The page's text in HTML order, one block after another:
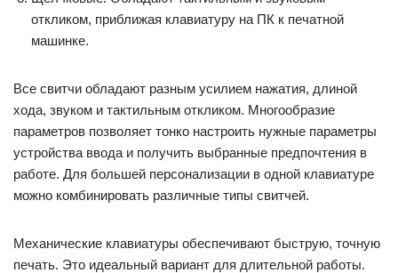
откликом, приближая клавиатуру на ПК к печатной
машинке.
Все свитчи обладают разным усилием нажатия, длиной
хода, звуком и тактильным откликом. Многообразие
параметров позволяет тонко настроить нужные параметры
устройства ввода и получить выбранные предпочтения в
работе. Для большей персонализации в одной клавиатуре
можно комбинировать различные типы свитчей.
Механические клавиатуры обеспечивают быструю, точную
печать. Это идеальный вариант для длительной работы.